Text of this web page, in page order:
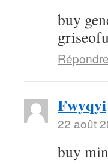
buy
Répondre
Fwyqyi
22 août
buy